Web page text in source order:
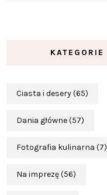
KATEGORIE
Ciasta i desery(65)
Dania główne(57)
Fotografia kulinarna (7)
Na imprezę(56)